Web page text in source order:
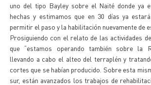
uno del tipo Bayley sobre el Naité donde ya
hechas y estimamos que en 30 días ya
permitir el paso y la habilitación nuevamente de
Prosiguiendo con el relato de las actividades
que “estamos operando también sobre la
llevando a cabo el alteo del terraplén y
cortes que se habían producido. Sobre esta
sur, están avanzados los trabajos de